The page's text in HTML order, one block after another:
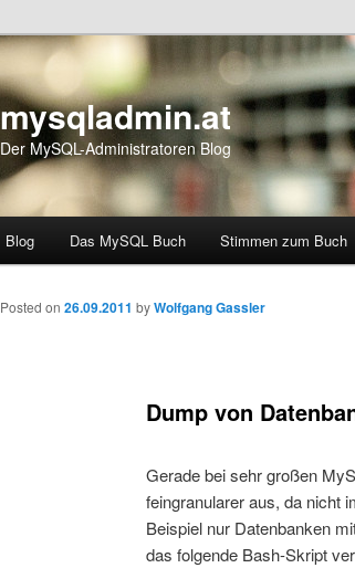
mysqladmin.at
Der MySQL-Administratoren Blog
Zum Inhalt wechseln
Zum sekundären Inhalt wechseln
Blog Das MySQL Buch Stimmen zum Buch
Artikelnavigation
Dump von
Posted on 26.09.2011 byWolfgang Gassler
Gerade bei sehr großen
feingranularer aus, da nicht
Beispiel nur Datenbanken
das folgende Bash-Skript